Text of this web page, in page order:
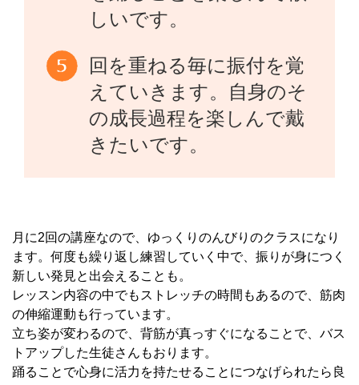
しいです。
回を重ねる毎に振付を覚
えていきます。自身のそ
の成長過程を楽しんで戴
きたいです。
月に2回の講座なので、ゆっくりのんびりのクラスになり
ます。何度も繰り返し練習していく中で、振りが身につく
新しい発見と出会えることも。
レッスン内容の中でもストレッチの時間もあるので、筋肉
の伸縮運動も行っています。
立ち姿が変わるので、背筋が真っすぐになることで、バス
トアップした生徒さんもおります。
踊ることで心身に活力を持たせることにつなげられたら良